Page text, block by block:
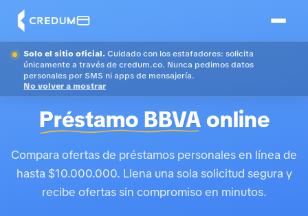
Solo el sitio oficial. Cuidado con los estafadores: solicita
únicamente a través de credum.co. Nunca pedimos datos
personales por SMS ni apps de mensajería.
No volver a mostrar
Préstamo BBVAonline
Compara ofertas de préstamos personales en línea de
hasta $10.000.000. Llena una sola solicitud segura y
recibe ofertas sin compromiso en minutos.